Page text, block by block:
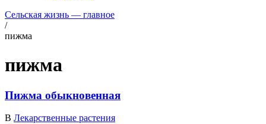
Сельская жизнь — главное
/
пижма
пижма
Пижма обыкновенная
В Лекарственные растения